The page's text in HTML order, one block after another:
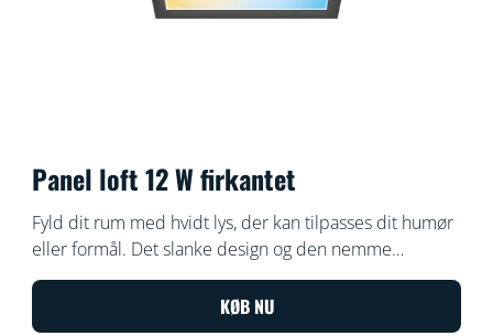
Panel loft 12 W firkantet
Fyld dit rum med hvidt lys, der kan tilpasses dit humør
eller formål. Det slanke design og den nemme
installation gør det til en behagelig integreret del af dit
KØB NU